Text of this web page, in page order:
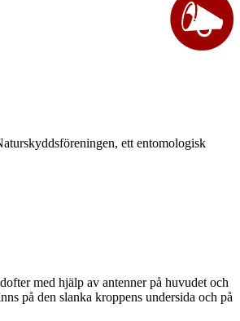
ett entomologisk
med hjälp av antenner på huvudet och
på den slanka kroppens undersida och på